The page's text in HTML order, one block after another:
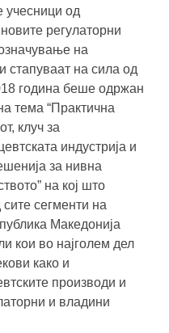
учесници од
регулаторни
на
стапуваат на сила од
година беше одржан
тема “Практична
клуч за
индустрија и
за нивна
на кој што
сегменти на
Македонија
кои во најголем дел
како и
производи и
и владини